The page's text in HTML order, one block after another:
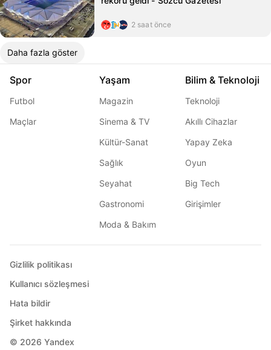
2 saat önce
Daha fazla göster
Spor
Futbol
Maçlar
Yaşam
Magazin
Sinema & TV
Kültür-Sanat
Sağlık
Seyahat
Gastronomi
Moda & Bakım
Bilim & Teknoloji
Teknoloji
Akıllı Cihazlar
Yapay Zeka
Oyun
Big Tech
Girişimler
© 2026 Yandex
Gizlilik politikası
Kullanıcı sözleşmesi
Hata bildir
Şirket hakkında